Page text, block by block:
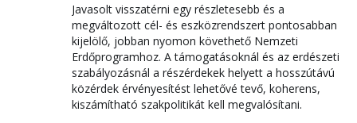
Javasolt visszatérni egy részletesebb és a
megváltozott cél- és eszközrendszert pontosabban
kijelölő, jobban nyomon követhető Nemzeti
Erdőprogramhoz. A támogatásoknál és az erdészeti
szabályozásnál a részérdekek helyett a hosszútávú
közérdek érvényesítést lehetővé tevő, koherens,
kiszámítható szakpolitikát kell megvalósítani.